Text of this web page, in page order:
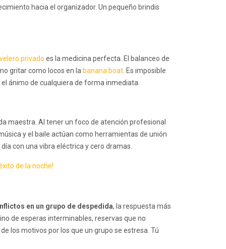
hacia el organizador. Un pequeño brindis
velero privado es la medicina perfecta. El balanceo de
gritar como locos en la banana boat . Es imposible
ánimo de cualquiera de forma inmediata.
maestra. Al tener un foco de atención profesional
y el baile actúan como herramientas de unión
con una vibra eléctrica y cero dramas.
de la noche!
en un grupo de despedida, la respuesta más
de esperas interminables, reservas que no
los motivos por los que un grupo se estresa. Tú